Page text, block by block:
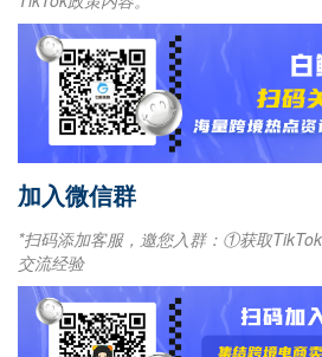
加入微信群
*扫码添加客服，邀您入群：①获取
交流经验